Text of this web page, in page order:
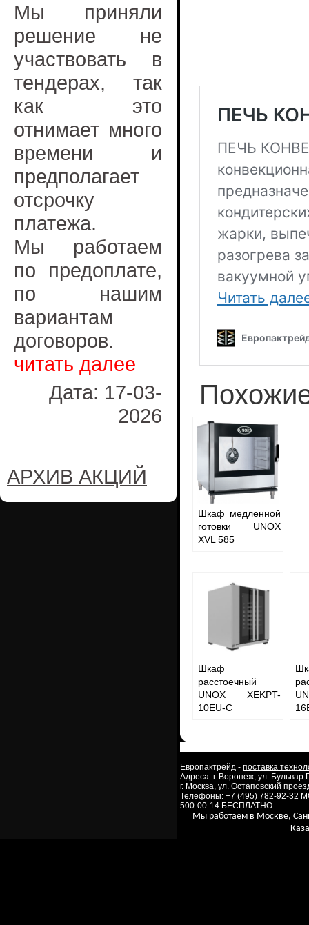
Мы приняли
решение не
участвовать в
тендерах, так
как это
отнимает много
времени и
предполагает
отсрочку
платежа.
Мы работаем
по предоплате,
по нашим
вариантам
договоров.
читать далее
Дата: 17-03-
2026
АРХИВ АКЦИЙ
Шкаф медленной
готовки UNOX
XVL 585
Шкаф
расстоечный
UNOX XEKPT-
10EU-C
Европактрейд - поставка
Адреса: г. Воронеж, ул.
г. Москва, ул. Остаповский
Телефоны: +7 (495) 782-92-32
500-00-14 БЕСПЛАТНО
Мы работаем в Москве,